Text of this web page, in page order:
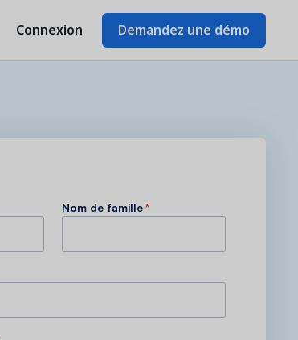
Connexion Demandez une démo
Nom de famille*